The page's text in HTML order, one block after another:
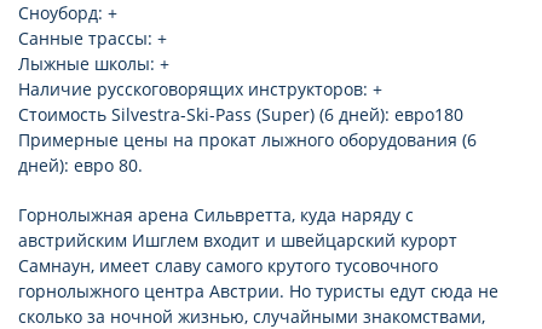
Сноуборд: +
Санные трассы: +
Лыжные школы: +
Наличие русскоговорящих инструкторов: +
Стоимость Silvestra-Ski-Pass (Super) (6 дней): евро180
Примерные цены на прокат лыжного оборудования (6
дней): евро 80.
Горнолыжная арена Сильвретта, куда наряду с
австрийским Ишглем входит и швейцарский курорт
Самнаун, имеет славу самого крутого тусовочного
горнолыжного центра Австрии. Но туристы едут сюда не
сколько за ночной жизнью, случайными знакомствами,